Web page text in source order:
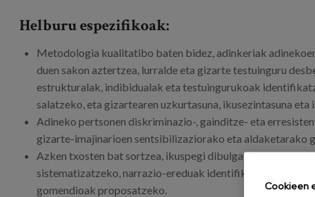
Helburu espezifikoak:
Metodologia kualitatibo baten bidez, adinkeriak
duen sakon aztertzea, lurralde eta gizarte testuinguru
estrukturalak, indibidualak eta testuingurukoak
salatzeko, eta gizartearen uzkurtasuna, ikusezintasuna
Adineko pertsonen diskriminazio-, gainditze- eta
gizarte-imajinarioen sentsibilizaziorako eta aldaketarako
Azken txosten bat sortzea, ikuspegi dibulgatzaile,
sistematizatzeko, narrazio-ereduak identifikatzeko eta
gomendioak proposatzeko.
Cookieen